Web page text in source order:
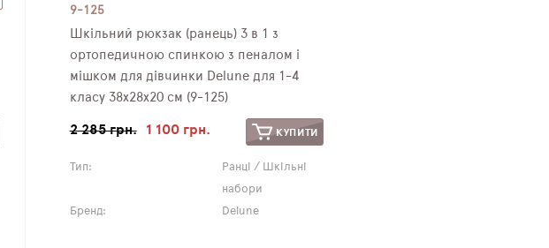
9-125
Шкільний рюкзак (ранець) 3 в 1 з
ортопедичною спинкою з пеналом і
мішком для дівчинки Delune для 1-4
класу 38х28х20 см (9-125)
2 285 грн. 1 100 грн. КУПИТИ
Тип:
Ранці / Шкільні
набори
Бренд:
Delune